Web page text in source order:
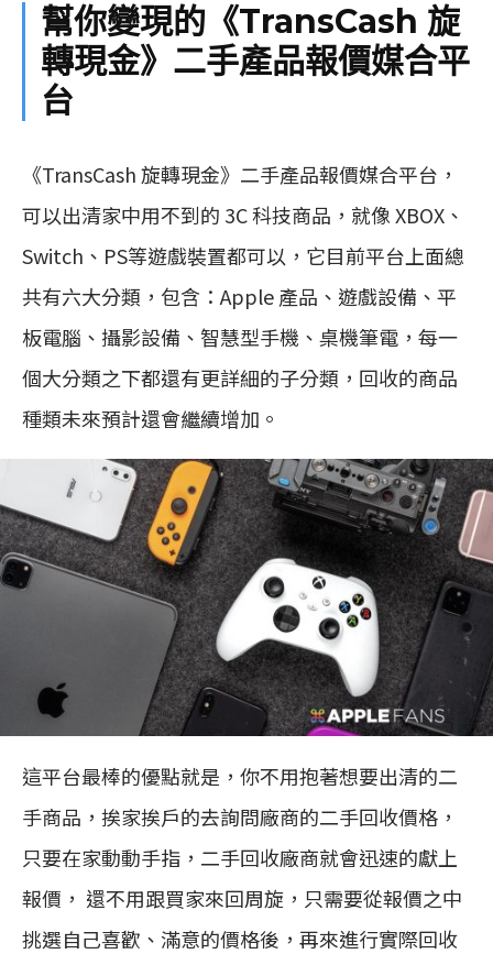
幫你變現的《TransCash 旋
轉現金》二手產品報價媒合平
台
《TransCash 旋轉現金》二手產品報價媒合平台，
可以出清家中用不到的 3C 科技商品，就像 XBOX、
Switch、PS等遊戲裝置都可以，它目前平台上面總
共有六大分類，包含：Apple 產品、遊戲設備、平
板電腦、攝影設備、智慧型手機、桌機筆電，每一
個大分類之下都還有更詳細的子分類，回收的商品
種類未來預計還會繼續增加。
這平台最棒的優點就是，你不用抱著想要出清的二
手商品，挨家挨戶的去詢問廠商的二手回收價格，
只要在家動動手指，二手回收廠商就會迅速的獻上
報價， 還不用跟買家來回周旋，只需要從報價之中
挑選自己喜歡、滿意的價格後，再來進行實際回收